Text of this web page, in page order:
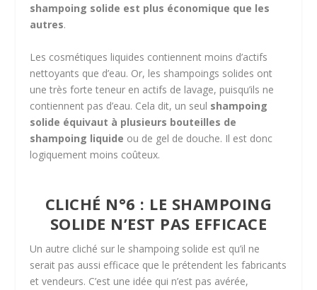
shampoing solide est plus économique que les
autres.
Les cosmétiques liquides contiennent moins d’actifs
nettoyants que d’eau. Or, les shampoings solides ont
une très forte teneur en actifs de lavage, puisqu’ils ne
contiennent pas d’eau. Cela dit, un seul shampoing
solide équivaut à plusieurs bouteilles de
shampoing liquide ou de gel de douche. Il est donc
logiquement moins coûteux.
CLICHÉ N°6 : LE SHAMPOING
SOLIDE N’EST PAS EFFICACE
Un autre cliché sur le shampoing solide est qu’il ne
serait pas aussi efficace que le prétendent les fabricants
et vendeurs. C’est une idée qui n’est pas avérée,